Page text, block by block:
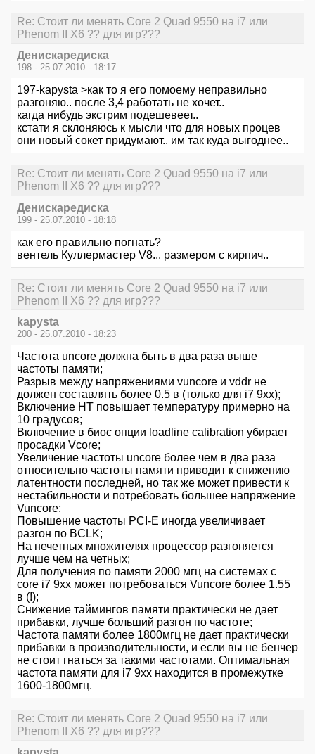
Re: Стоит ли менять Core 2 Quad 9550 на i7 или
Phenom II X6 ?? для игр???
Денискаредиска
198 - 25.07.2010 - 18:17
197-kapysta >как то я его помоему неправильно
разгоняю.. после 3,4 работать не хочет..
кагда нибудь экстрим подешевеет..
кстати я склоняюсь к мысли что для новых процев
они новый сокет придумают.. им так куда выгоднее..
Re: Стоит ли менять Core 2 Quad 9550 на i7 или
Phenom II X6 ?? для игр???
Денискаредиска
199 - 25.07.2010 - 18:18
как его правильно погнать?
вентель Куллермастер V8... размером с кирпич..
Re: Стоит ли менять Core 2 Quad 9550 на i7 или
Phenom II X6 ?? для игр???
kapysta
200 - 25.07.2010 - 18:23
Частота uncore должна быть в два раза выше
частоты памяти;
Разрыв между напряжениями vuncore и vddr не
должен составлять более 0.5 в (только для i7 9xx);
Включение НT повышает температуру примерно на
10 градусов;
Включение в биос опции loadline calibration убирает
просадки Vcore;
Увеличение частоты uncore более чем в два раза
относительно частоты памяти приводит к снижению
латентности последней, но так же может привести к
нестабильности и потребовать большее напряжение
Vuncore;
Повышение частоты PCI-E иногда увеличивает
разгон по BCLK;
На нечетных множителях процессор разгоняется
лучше чем на четных;
Для получения по памяти 2000 мгц на системах с
core i7 9xx может потребоваться Vuncore более 1.55
в (!);
Снижение таймингов памяти практически не дает
прибавки, лучше больший разгон по частоте;
Частота памяти более 1800мгц не дает практически
прибавки в производительности, и если вы не бенчер
не стоит гнаться за такими частотами. Оптимальная
частота памяти для i7 9хх находится в промежутке
1600-1800мгц.
Re: Стоит ли менять Core 2 Quad 9550 на i7 или
Phenom II X6 ?? для игр???